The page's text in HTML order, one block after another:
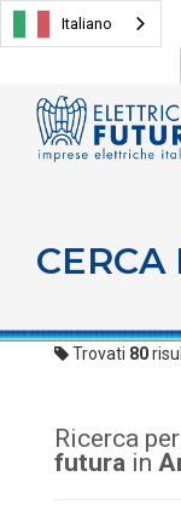
Italiano
Trovati 80
Ricerca
futura in